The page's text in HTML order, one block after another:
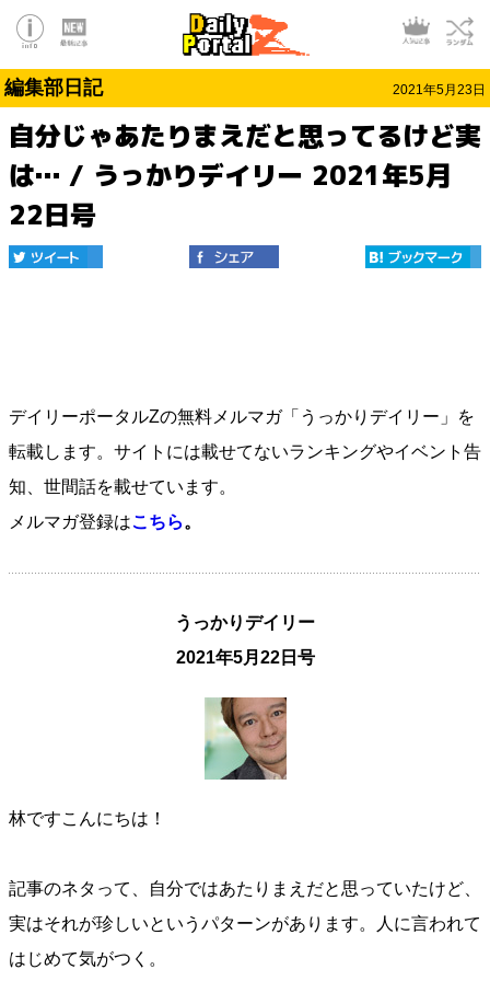
編集部日記 2021年5月23日
自分じゃあたりまえだと思ってるけど実
は… / うっかりデイリー 2021年5月
22日号
デイリーポータルZの無料メルマガ「うっかりデイリー」を
転載します。サイトには載せてないランキングやイベント告
知、世間話を載せています。
メルマガ登録はこちら。
うっかりデイリー
2021年5月22日号
林ですこんにちは！
記事のネタって、自分ではあたりまえだと思っていたけど、
実はそれが珍しいというパターンがあります。人に言われて
はじめて気がつく。